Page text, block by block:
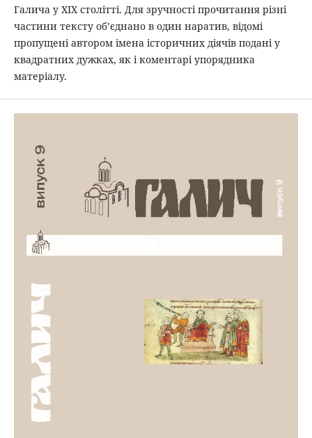
Галича у ХІХ столітті. Для зручності прочитання різні
частини тексту об’єднано в один наратив, відомі
пропущені автором імена історичних діячів подані у
квадратних дужках, як і коментарі упорядника
матеріалу.